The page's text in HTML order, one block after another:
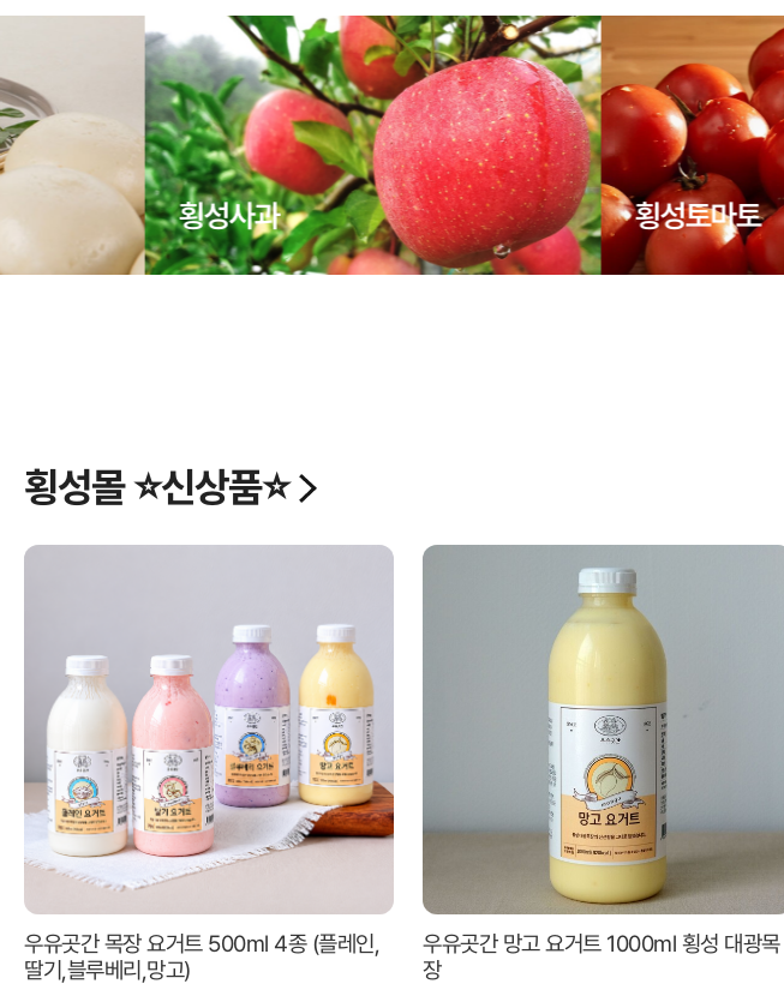
횡성사과
횡성몰 ⭐신상품⭐
우유곳간 목장 요거트 500ml 4종 (플레인,
딸기,블루베리,망고)
우유곳간 망고 요거트 1000ml 횡성 대광목
장